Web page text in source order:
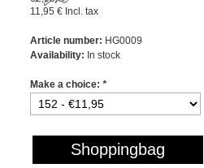
11,95 € Incl. tax
Article number: HG0009
Availability: In stock
Make a choice: *
Shoppingbag